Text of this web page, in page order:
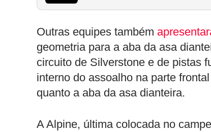
Outras equipes também
geometria para a aba da asa
circuito de Silverstone e de pistas
interno do assoalho na parte
quanto a aba da asa dianteira.
A Alpine, última colocada no